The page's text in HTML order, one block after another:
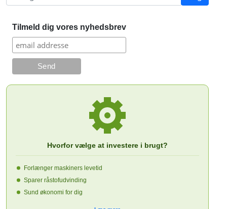
Tilmeld dig vores nyhedsbrev
Hvorfor vælge at investere i brugt?
Forlænger maskiners levetid
Sparer råstofudvinding
Sund økonomi for dig